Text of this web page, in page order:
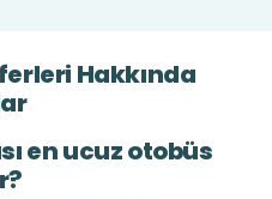
Hakkında
en ucuz otobüs